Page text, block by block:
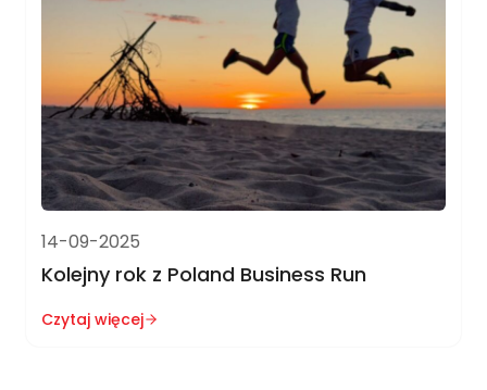
14-09-2025
Kolejny rok z Poland Business Run
Czytaj więcej